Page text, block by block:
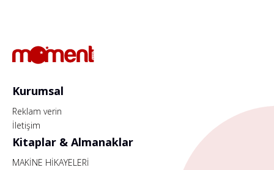
Kurumsal
Reklam verin
İletişim
Kitaplar & Almanaklar
MAKİNE HİKAYELERİ